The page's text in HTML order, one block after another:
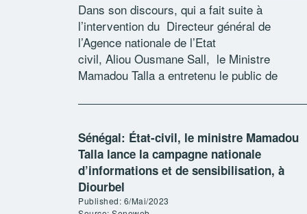
Dans son discours, qui a fait suite à
l’intervention du Directeur général de
l’Agence nationale de l’Etat
civil, Aliou Ousmane Sall, le Ministre
Mamadou Talla a entretenu le public de
la Journée africaine de l’état civil célébrée
Sénégal: État-civil, le ministre Mamadou
Talla lance la campagne nationale
d’informations et de sensibilisation, à
Diourbel
Published: 6/Mai/2023